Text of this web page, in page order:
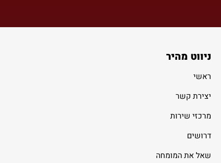
ניווט מהיר
ראשי
יצירת קשר
מרכזי שירות
דרושים
שאל את המומחה